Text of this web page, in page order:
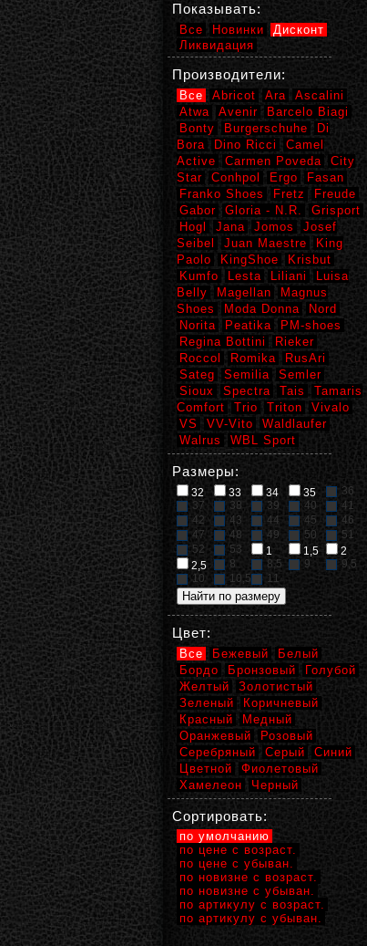
Показывать:
Все Новинки
Дисконт
Ликвидация
Производители:
Все Abricot Ara
Ascalini
Atwa
Avenir
Barcelo Biagi
Bonty
Burgerschuhe
Di
Bora
Dino Ricci
Camel
Active
Carmen Poveda
City
Star
Conhpol Ergo
Fasan
Franko Shoes
Fretz
Freude
Gabor
Gloria - N.R.
Grisport
Hogl
Jana Jomos
Josef
Seibel
Juan Maestre
King
Paolo
KingShoe
Krisbut
Kumfo
Lesta Liliani
Luisa
Belly
Magellan
Magnus
Shoes
Moda Donna
Nord
Norita
Peatika
PM-shoes
Regina Bottini
Rieker
Roccol
Romika
RusAri
Sateg
Semilia
Semler
Sioux
Spectra Tais
Tamaris
Comfort
Trio Triton
Vivalo
VS
VV-Vito
Waldlaufer
Walrus
WBL Sport
Размеры:
32 33 34 35
36
37
38 39 40
41
42
43 44 45
46
47
48 49 50
51
52
53 1 1,5
2
2,5
8 8,5 9
9,5
10
10,5 11
Цвет:
Все Бежевый
Белый
Бордо
Бронзовый
Голубой
Желтый
Золотистый
Зеленый
Коричневый
Красный
Медный
Оранжевый
Розовый
Серебряный
Серый
Синий
Цветной
Фиолетовый
Хамелеон
Черный
Сортировать:
по умолчанию
по цене с возраст.
по цене с убыван.
по новизне с возраст.
по новизне с убыван.
по артикулу с возраст.
по артикулу с убыван.